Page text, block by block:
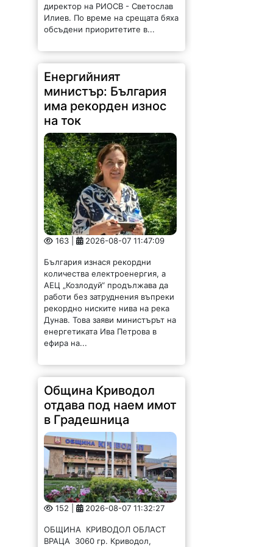
директор на РИОСВ - Светослав
Илиев. По време на срещата бяха
обсъдени приоритетите в...
Енергийният
министър: България
има рекорден износ
на ток
163 | 2026-08-07 11:47:09
България изнася рекордни
количества електроенергия, а
АЕЦ „Козлодуй“ продължава да
работи без затруднения въпреки
рекордно ниските нива на река
Дунав. Това заяви министърът на
енергетиката Ива Петрова в
ефира на...
Община Криводол
отдава под наем имот
в Градешница
152 | 2026-08-07 11:32:27
ОБЩИНА КРИВОДОЛ ОБЛАСТ
ВРАЦА 3060 гр. Криводол,